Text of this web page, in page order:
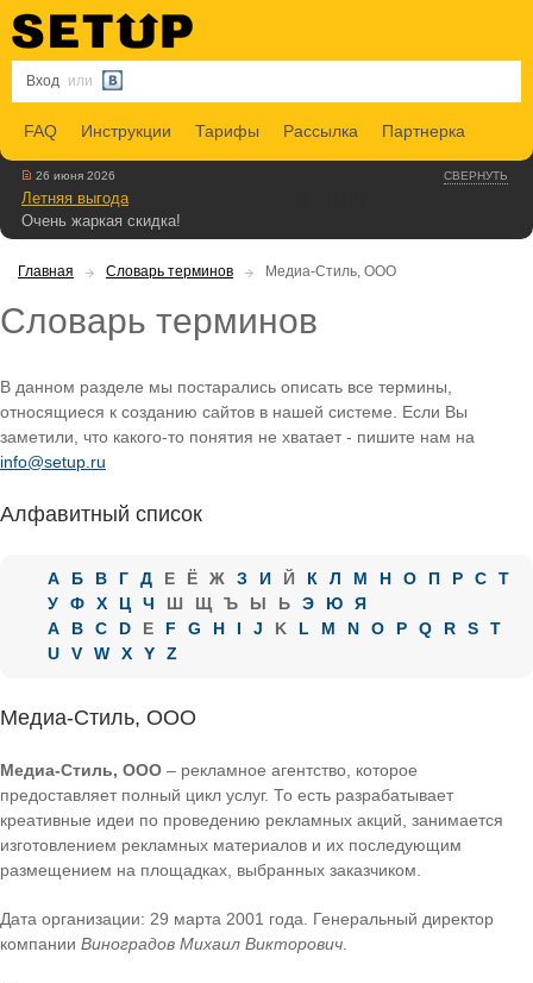
Вход или
FAQ Инструкции Тарифы Рассылка Партнерка
СВЕРНУТЬ
26 июня 2026
Летняя выгода
Очень жаркая скидка!
Главная Словарь терминов Медиа-Стиль, ООО
Словарь терминов
В данном разделе мы постарались описать все термины,
относящиеся к созданию сайтов в нашей системе. Если Вы
заметили, что какого-то понятия не хватает - пишите нам на
info@setup.ru
Алфавитный список
А Б В Г Д Е Ё Ж З И Й К Л М Н О П Р С
Т
У
Ф Х Ц Ч Ш Щ Ъ Ы Ь Э Ю
Я
A
B C D E F G H I J K L M N O P Q R S
T
U
V W X Y Z
Медиа-Стиль, ООО
Медиа-Стиль, ООО – рекламное агентство, которое
предоставляет полный цикл услуг. То есть разрабатывает
креативные идеи по проведению рекламных акций, занимается
изготовлением рекламных материалов и их последующим
размещением на площадках, выбранных заказчиком.
Дата организации: 29 марта 2001 года. Генеральный директор
компании Виноградов Михаил Викторович.